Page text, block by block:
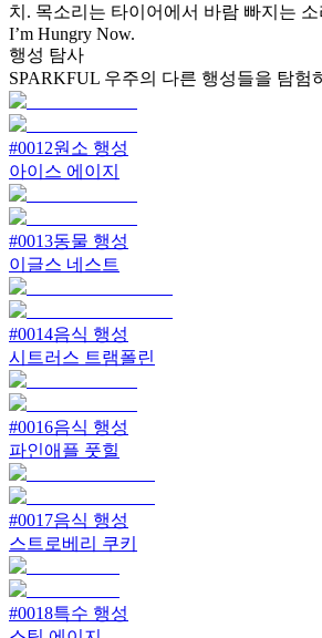
치. 목소리는 타이어에서 바람 빠지는
I’m Hungry Now.
행성 탐사
SPARKFUL 우주의 다른 행성들을 탐험
#0012원소 행성
아이스 에이지
#0013동물 행성
이글스 네스트
#0014음식 행성
시트러스 트램폴린
#0016음식 행성
파인애플 풋힐
#0017음식 행성
스트로베리 쿠키
#0018특수 행성